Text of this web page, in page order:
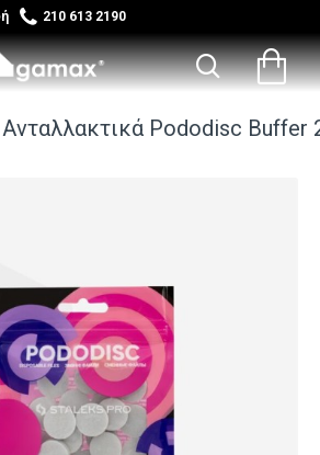
210 613 2190
Ανταλλακτικά Pododisc Buffer